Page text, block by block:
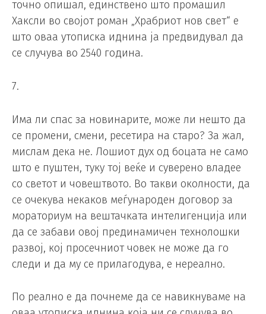
точно опишал, единствено што промашил
Хаксли во својот роман „Храбриот нов свет“ е
што оваа утописка иднина ја предвидувал да
се случува во 2540 година.
7.
Има ли спас за новинарите, може ли нешто да
се промени, смени, ресетира на старо? За жал,
мислам дека не. Лошиот дух од боцата не само
што е пуштен, туку тој веќе и суверено владее
со светот и човештвото. Во такви околности, да
се очекува некаков меѓународен договор за
мораториум на вештачката интелигенција или
да се забави овој прединамичен технолошки
развој, кој просечниот човек не може да го
следи и да му се прилагодува, е нереално.
По реално е да почнеме да се навикнуваме на